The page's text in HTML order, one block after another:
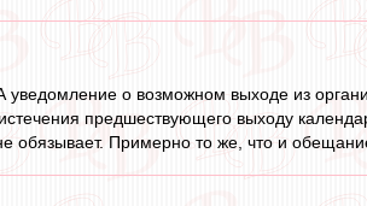
о возможном выходе из
предшествующего выходу
обязывает. Примерно то же, что и